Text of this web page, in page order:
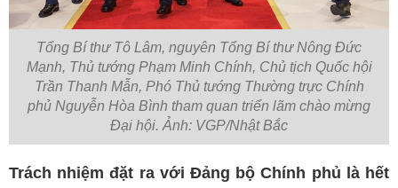
Tổng Bí thư Tô Lâm, nguyên Tổng Bí thư Nông Đức
Mạnh, Thủ tướng Phạm Minh Chính, Chủ tịch Quốc hội
Trần Thanh Mẫn, Phó Thủ tướng Thường trực Chính
phủ Nguyễn Hòa Bình tham quan triển lãm chào mừng
Đại hội. Ảnh: VGP/Nhật Bắc
Trách nhiệm đặt ra với Đảng bộ Chính phủ là hết